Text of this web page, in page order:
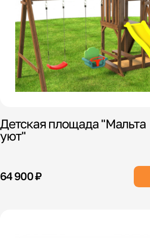
Детская площада "Мальта
уют"
64 900 ₽